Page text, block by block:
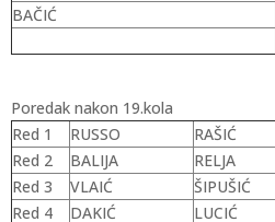
BAČIĆ
Poredak nakon 19.kola
Red 1
RUSSO RAŠIĆ
Red 2
BALIJA RELJA
Red 3
VLAIĆ ŠIPUŠIĆ
Red 4
DAKIĆ LUCIĆ